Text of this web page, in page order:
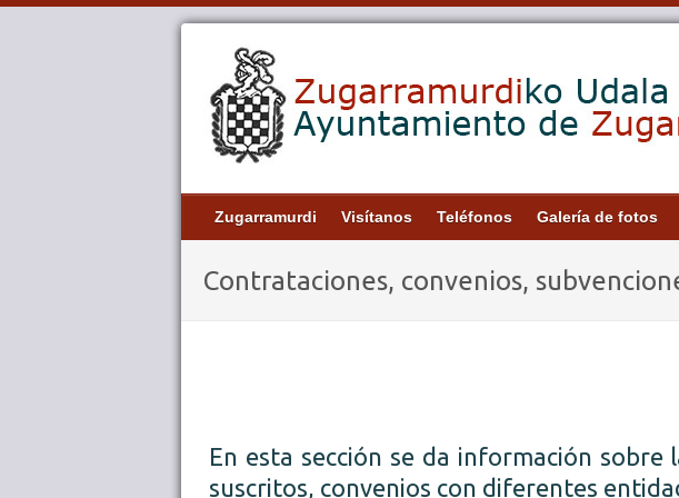
Zugarramurdi Visítanos Teléfonos Galería de fotos
Contrataciones, convenios,
En esta sección se da información
suscritos, convenios con diferentes